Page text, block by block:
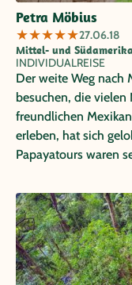
Petra Möbius
★★★★★27.06.18
Mittel- und
INDIVIDUALREISE
Der weite Weg nach
besuchen, die
freundlichen
erleben, hat sich
Papayatours waren